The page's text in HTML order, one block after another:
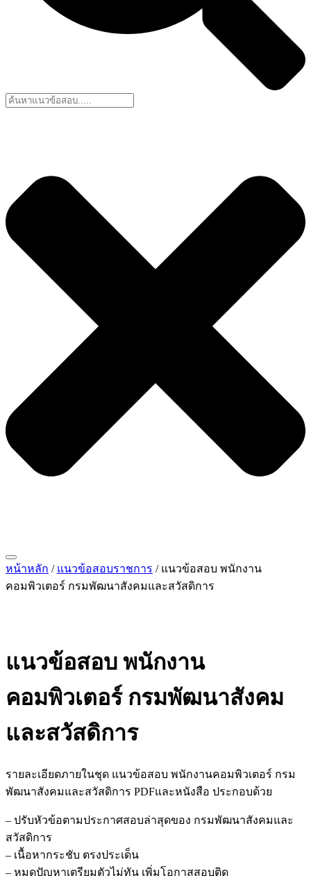
หน้าหลัก / แนวข้อสอบราชการ / แนวข้อสอบ พนักงาน
คอมพิวเตอร์ กรมพัฒนาสังคมและสวัสดิการ
แนวข้อสอบ พนักงาน
คอมพิวเตอร์ กรมพัฒนาสังคม
และสวัสดิการ
รายละเอียดภายในชุด แนวข้อสอบ พนักงานคอมพิวเตอร์ กรม
พัฒนาสังคมและสวัสดิการ PDFและหนังสือ ประกอบด้วย
– ปรับหัวข้อตามประกาศสอบล่าสุดของ กรมพัฒนาสังคมและ
สวัสดิการ
– เนื้อหากระชับ ตรงประเด็น
– หมดปัญหาเตรียมตัวไม่ทัน เพิ่มโอกาสสอบติด